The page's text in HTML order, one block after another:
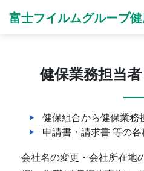
富士フイルムグループ
健保業務担当
健保組合から健保業務
申請書・請求書 等の
会社名の変更・会社所在地